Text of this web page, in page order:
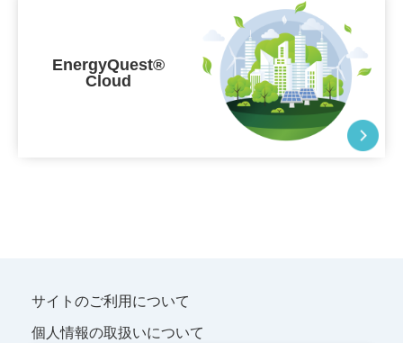
EnergyQuest®
Cloud
サイトのご利用について
個人情報の取扱いについて